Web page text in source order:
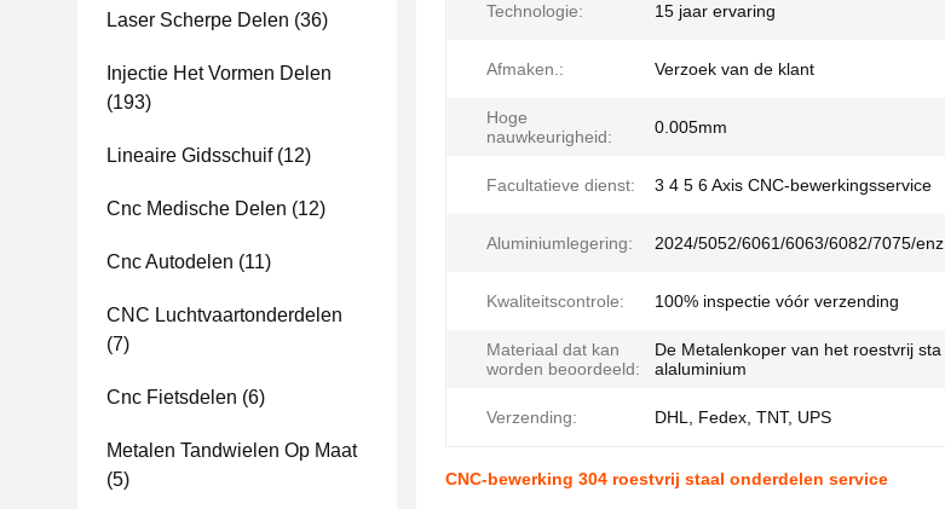
Laser Scherpe Delen (36)
Injectie Het Vormen Delen
(193)
Lineaire Gidsschuif(12)
Cnc Medische Delen (12)
Cnc Autodelen (11)
CNC Luchtvaartonderdelen
(7)
Cnc Fietsdelen (6)
Metalen Tandwielen Op Maat
(5)
Technologie: 15 jaar ervaring
Afmaken.: Verzoek van de klant
Hoge
nauwkeurigheid:
0.005mm
Facultatieve dienst: 3 4 5 6 Axis CNC-bewerkingsservice
Aluminiumlegering: 2024/5052/6061/6063/6082/7075/enz.
Kwaliteitscontrole: 100% inspectie vóór verzending
Materiaal dat kan
worden beoordeeld:
De Metalenkoper van het roestvrij sta
alaluminium
Verzending: DHL, Fedex, TNT, UPS
CNC-bewerking 304 roestvrij staal onderdelen service